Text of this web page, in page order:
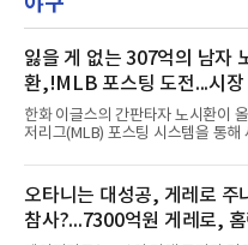
에서 경기하고 있다.
잃을 게 없는 307억의 남자
환,!MLB 포스팅 도전...시장
의외일 수 있어
한화 이글스의 간판타자 노시환이 올
저리그(MLB) 포스팅 시스템을 통해
KBO리그 사상 초유의 비FA 다년 계
면서 동시에 해외 진출 가능성을 열
을 포함했다. 국내에서 이미 최고 수
확실한 입지를 확보한 만큼, 이번 메
오타니는 대성공, 게레로 주
참사?...7300억원 게레로,